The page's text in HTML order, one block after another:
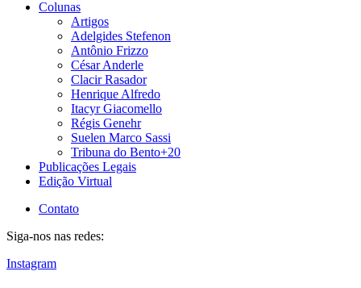
Colunas
Artigos
Adelgides Stefenon
Antônio Frizzo
César Anderle
Clacir Rasador
Henrique Alfredo
Itacyr Giacomello
Régis Genehr
Suelen Marco Sassi
Tribuna do Bento+20
Publicações Legais
Edição Virtual
Contato
Siga-nos nas redes:
Instagram